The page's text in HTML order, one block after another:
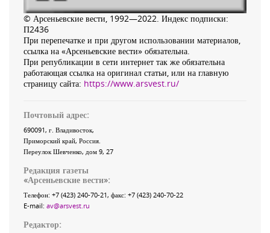
© Арсеньевские вести, 1992—2022. Индекс подписки:
П2436
При перепечатке и при другом использовании материалов,
ссылка на «Арсеньевские вести» обязательна.
При републикации в сети интернет так же обязательна
работающая ссылка на оригинал статьи, или на главную
страницу сайта: https://www.arsvest.ru/
Почтовый адрес:
690091, г. Владивосток,
Приморский край, Россия
Переулок Шевченко, дом 9, 27
Редакция газеты
«Арсеньевские вести»:
Телефон: +7 (423) 240-70-21, факс: +7 (423) 240-70-22
E-mail: av@arsvest.ru
Редактор: